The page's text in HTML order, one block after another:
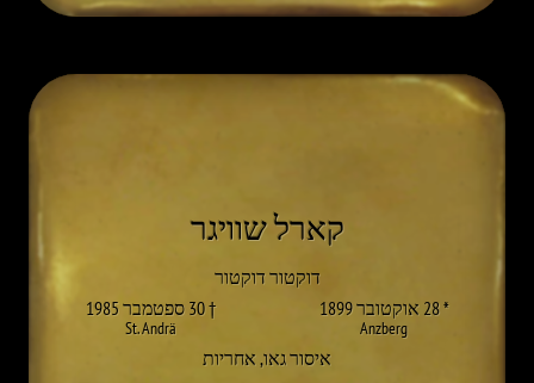
קארל שוויגר
דוקטור דוקטור
* 28 אוקטובר 1899
Anzberg
† 30 ספטמבר 1985
St. Andrä
איסור גאו,אחריות